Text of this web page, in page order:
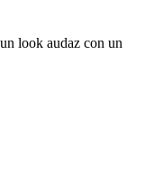
look audaz con un